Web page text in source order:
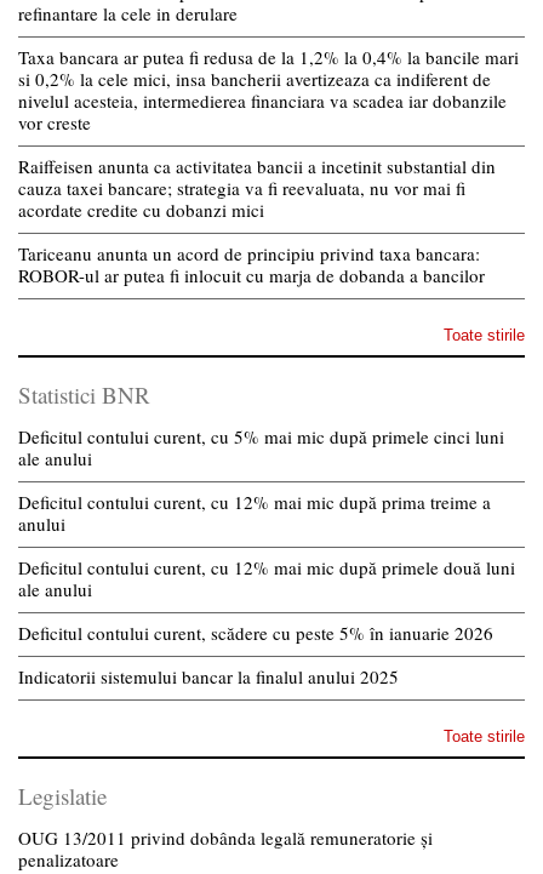
refinantare la cele in derulare
Taxa bancara ar putea fi redusa de la 1,2% la 0,4% la bancile mari
si 0,2% la cele mici, insa bancherii avertizeaza ca indiferent de
nivelul acesteia, intermedierea financiara va scadea iar dobanzile
vor creste
Raiffeisen anunta ca activitatea bancii a incetinit substantial din
cauza taxei bancare; strategia va fi reevaluata, nu vor mai fi
acordate credite cu dobanzi mici
Tariceanu anunta un acord de principiu privind taxa bancara:
ROBOR-ul ar putea fi inlocuit cu marja de dobanda a bancilor
Toate stirile
Statistici BNR
Deficitul contului curent, cu 5% mai mic după primele cinci luni
ale anului
Deficitul contului curent, cu 12% mai mic după prima treime a
anului
Deficitul contului curent, cu 12% mai mic după primele două luni
ale anului
Deficitul contului curent, scădere cu peste 5% în ianuarie 2026
Indicatorii sistemului bancar la finalul anului 2025
Toate stirile
Legislatie
OUG 13/2011 privind dobânda legală remuneratorie și
penalizatoare